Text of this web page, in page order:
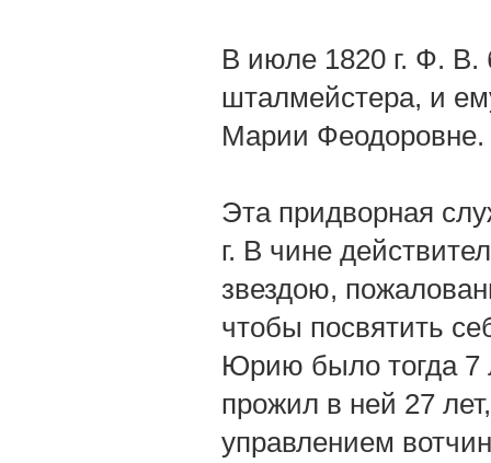
В июле 1820 г. Ф. В.
шталмейстера, и
Марии Феодоровне.
Эта придворная
г. В чине
звездою,
чтобы посвятить
Юрию было тогда 7
прожил в ней 27
управлением